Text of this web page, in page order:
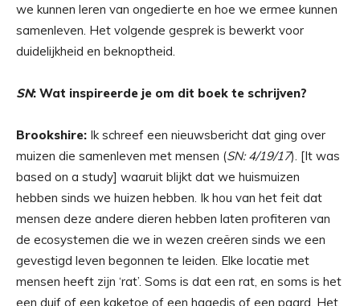
we kunnen leren van ongedierte en hoe we ermee kunnen
samenleven. Het volgende gesprek is bewerkt voor
duidelijkheid en beknoptheid.
SN: Wat inspireerde je om dit boek te schrijven?
Brookshire: Ik schreef een nieuwsbericht dat ging over
muizen die samenleven met mensen (SN: 4/19/17). [It was
based on a study] waaruit blijkt dat we huismuizen
hebben sinds we huizen hebben. Ik hou van het feit dat
mensen deze andere dieren hebben laten profiteren van
de ecosystemen die we in wezen creëren sinds we een
gevestigd leven begonnen te leiden. Elke locatie met
mensen heeft zijn ‘rat’. Soms is dat een rat, en soms is het
een duif of een kaketoe of een hagedis of een paard. Het